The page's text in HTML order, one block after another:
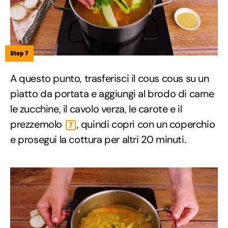
Step 7
A questo punto, trasferisci il cous cous su un
piatto da portata e aggiungi al brodo di carne
le zucchine, il cavolo verza, le carote e il
prezzemolo
7 , quindi copri con un coperchio
e prosegui la cottura per altri 20 minuti.